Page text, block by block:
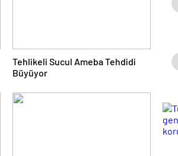
Tehlikeli Sucul Ameba Tehdidi
Büyüyor